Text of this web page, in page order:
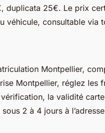
duplicata 25€. Le prix
véhicule, consultable via
Montpellier,
Montpellier, réglez les
la validité
2 à 4 jours à